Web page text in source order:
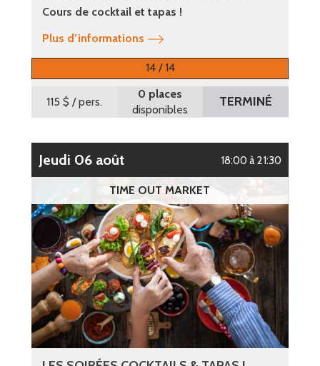
Cours de cocktail et tapas !
Plus d’informations
14 / 14
115 $ / pers.
0 places
disponibles
TERMINÉ
jeudi 06 août 18:00 à 21:30
TIME OUT MARKET